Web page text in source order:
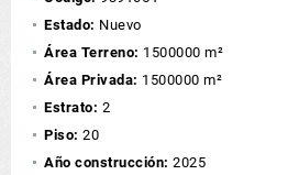
Estado: Nuevo
Área Terreno: 1500000 m²
Área Privada: 1500000 m²
Estrato: 2
Piso: 20
Año construcción: 2025